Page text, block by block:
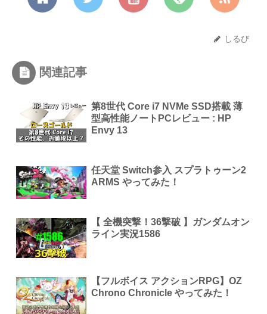
しるび
関連記事
第8世代 Core i7 NVMe SSD搭載 薄
型高性能ノートPCレビュー : HP
Envy 13
任天堂 Switch参入 スプラトゥーン2
ARMS やってみた！
【 全機突撃！36撃破 】ガンダムオン
ライン実況1586
【フルボイス アクションRPG】OZ
Chrono Chronicle やってみた！